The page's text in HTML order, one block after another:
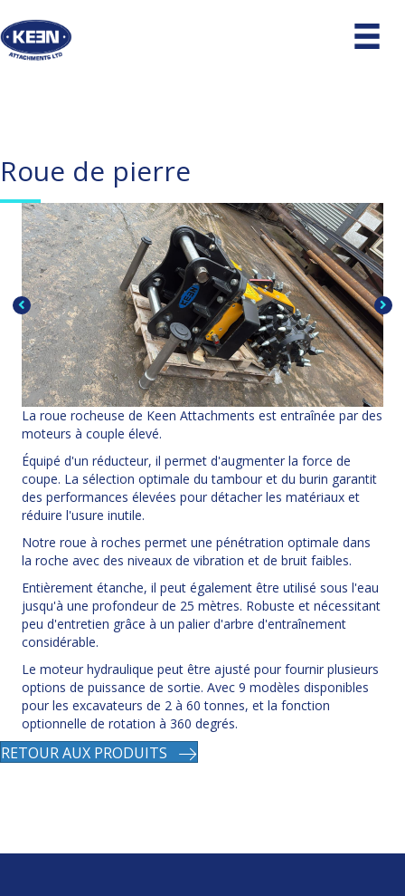
Roue de pierre
La roue rocheuse de Keen Attachments est entraînée par des
moteurs à couple élevé.
Équipé d'un réducteur, il permet d'augmenter la force de
coupe. La sélection optimale du tambour et du burin garantit
des performances élevées pour détacher les matériaux et
réduire l'usure inutile.
Notre roue à roches permet une pénétration optimale dans
la roche avec des niveaux de vibration et de bruit faibles.
Entièrement étanche, il peut également être utilisé sous l'eau
jusqu'à une profondeur de 25 mètres. Robuste et nécessitant
peu d'entretien grâce à un palier d'arbre d'entraînement
considérable.
Le moteur hydraulique peut être ajusté pour fournir plusieurs
options de puissance de sortie. Avec 9 modèles disponibles
pour les excavateurs de 2 à 60 tonnes, et la fonction
optionnelle de rotation à 360 degrés.
RETOUR AUX PRODUITS